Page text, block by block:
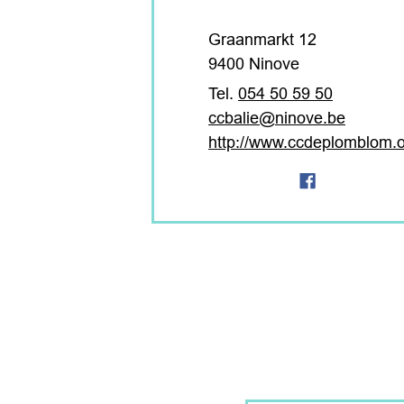
AdresGraanmarkt 12
,9400 Ninove
054 50 59 50
E-mailccbalie@ninove.be
Website
http://
CC De Plomblom